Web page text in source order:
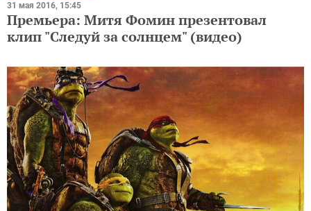
31 мая 2016, 15:45
Премьера: Митя Фомин презентовал
клип "Следуй за солнцем" (видео)